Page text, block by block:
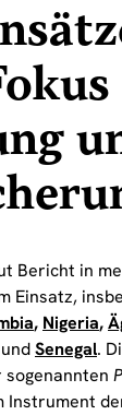
Bericht in
Einsatz,
, Nigeria,
undSenegal.
sogenannten
Instrument